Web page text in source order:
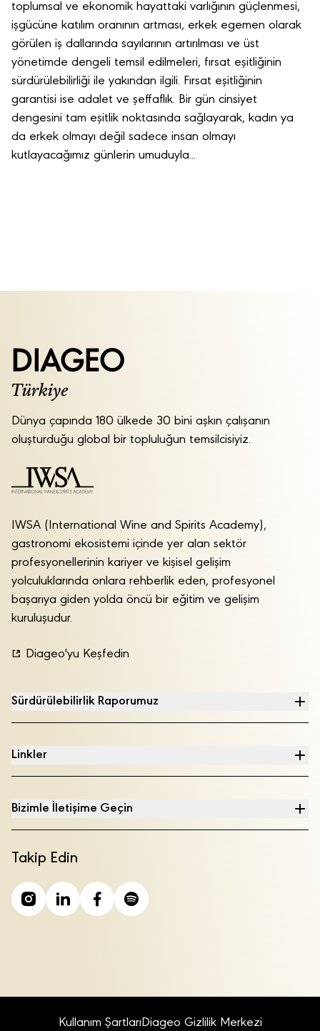
toplumsal ve ekonomik hayattaki varlığının güçlenmesi,
işgücüne katılım oranının artması, erkek egemen olarak
görülen iş dallarında sayılarının artırılması ve üst
yönetimde dengeli temsil edilmeleri, fırsat eşitliğinin
sürdürülebilirliği ile yakından ilgili. Fırsat eşitliğinin
garantisi ise adalet ve şeffaflık. Bir gün cinsiyet
dengesini tam eşitlik noktasında sağlayarak, kadın ya
da erkek olmayı değil sadece insan olmayı
kutlayacağımız günlerin umuduyla...
Dünya çapında 180 ülkede 30 bini aşkın çalışanın
oluşturduğu global bir topluluğun temsilcisiyiz.
IWSA (International Wine and Spirits Academy),
gastronomi ekosistemi içinde yer alan sektör
profesyonellerinin kariyer ve kişisel gelişim
yolculuklarında onlara rehberlik eden, profesyonel
başarıya giden yolda öncü bir eğitim ve gelişim
kuruluşudur.
Diageo'yu Keşfedin
Sürdürülebilirlik Raporumuz
Linkler
Bizimle İletişime Geçin
Takip Edin
Kullanım ŞartlarıDiageo Gizlilik Merkezi